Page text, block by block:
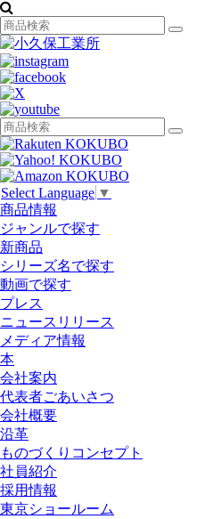
Select Language ▼
商品情報
ジャンルで探す
新商品
シリーズ名で探す
動画で探す
プレス
ニュースリリース
メディア情報
本
会社案内
代表者ごあいさつ
会社概要
沿革
ものづくりコンセプト
社員紹介
採用情報
東京ショールーム